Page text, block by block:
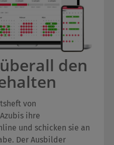
den
von
ihre
und schicken sie an
Der Ausbilder